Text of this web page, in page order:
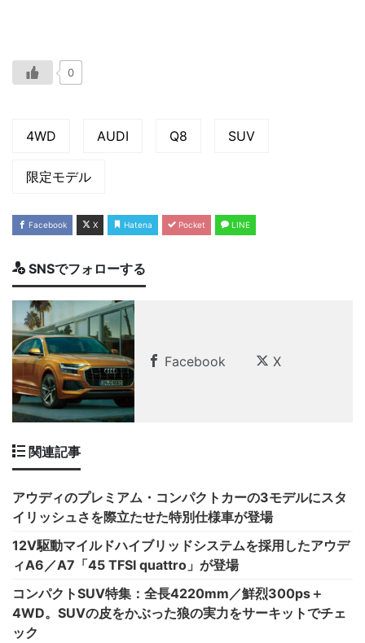
0
4WD AUDI Q8 SUV
限定モデル
Facebook X Hatena Pocket LINE
SNSでフォローする
Facebook X
関連記事
アウディのプレミアム・コンパクトカーの3モデルにスタ
イリッシュさを際立たせた特別仕様車が登場
12V駆動マイルドハイブリッドシステムを採用したアウデ
ィA6／A7「45 TFSI quattro」が登場
コンパクトSUV特集：全長4220mm／鮮烈300ps＋
4WD。SUVの皮をかぶった狼の実力をサーキットでチェ
ック